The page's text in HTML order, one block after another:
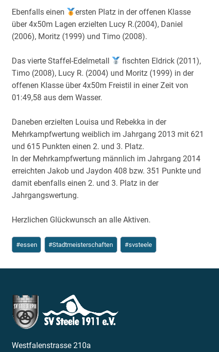
Ebenfalls einen
ersten Platz in der offenen Klasse
über 4x50m Lagen erzielten Lucy R.(2004), Daniel
(2006), Moritz (1999) und Timo (2008).
Das vierte Staffel-Edelmetall
fischten Eldrick (2011),
Timo (2008), Lucy R. (2004) und Moritz (1999) in der
offenen Klasse über 4x50m Freistil in einer Zeit von
01:49,58 aus dem Wasser.
Daneben erzielten Louisa und Rebekka in der
Mehrkampfwertung weiblich im Jahrgang 2013 mit 621
und 615 Punkten einen 2. und 3. Platz.
In der Mehrkampfwertung männlich im Jahrgang 2014
erreichten Jakob und Jaydon 408 bzw. 351 Punkte und
damit ebenfalls einen 2. und 3. Platz in der
Jahrgangswertung.
Herzlichen Glückwunsch an alle Aktiven.
Schlagworte:
#essen #Stadtmeisterschaften #svsteele
Westfalenstrasse 210a